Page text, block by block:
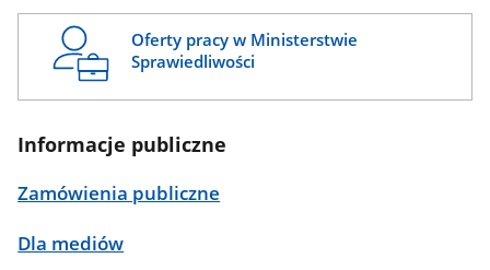
Oferty pracy w Ministerstwie
Sprawiedliwości
Informacje publiczne
Zamówienia publiczne
Dla mediów